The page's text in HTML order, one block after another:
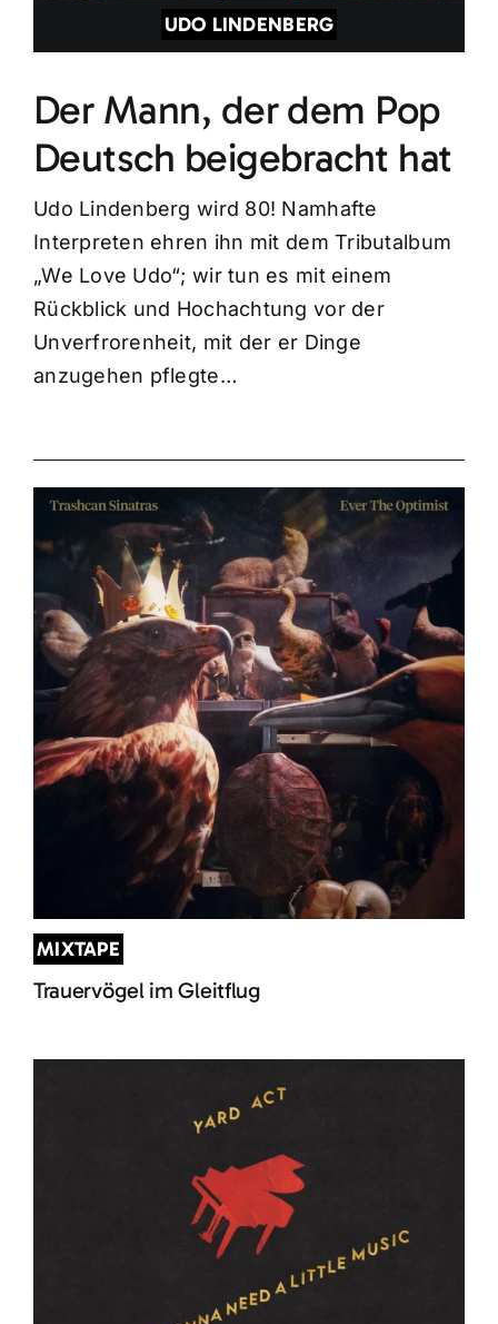
UDO LINDENBERG
Der Mann, der dem Pop
Deutsch beigebracht hat
Udo Lindenberg wird 80! Namhafte
Interpreten ehren ihn mit dem Tributalbum
„We Love Udo“; wir tun es mit einem
Rückblick und Hochachtung vor der
Unverfrorenheit, mit der er Dinge
anzugehen pflegte…
MIXTAPE
Trauervögel im Gleitflug